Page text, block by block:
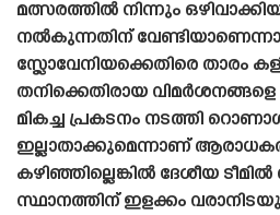
മത്സരത്തിൽ നിന്നും
നൽകുന്നതിന്
സ്ലോവേനിയക്കെതിരെ താരം
തനിക്കെതിരായ
മികച്ച പ്രകടനം നടത്തി
ഇല്ലാതാക്കുമെന്നാണ്
കഴിഞ്ഞില്ലെങ്കിൽ ദേശീയ
സ്ഥാനത്തിന് ഇളക്കം